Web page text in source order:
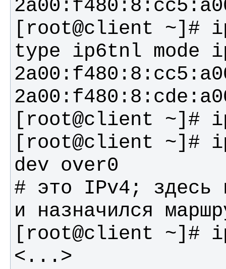
[root@client ~]#
type ip6tnl mode
[root@client ~]#
# это IPv4; здесь
<...>